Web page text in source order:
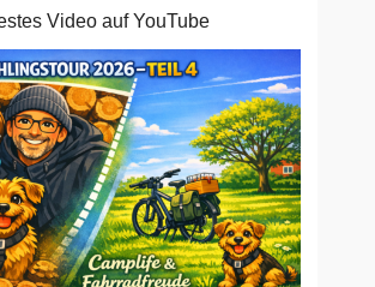
Video auf YouTube